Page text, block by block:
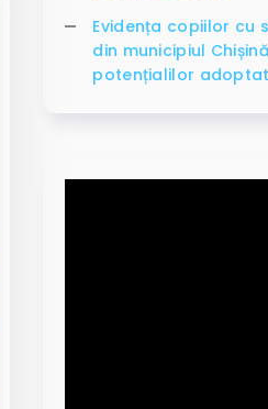
Evidența copiilor cu
din municipiul
potențialilor